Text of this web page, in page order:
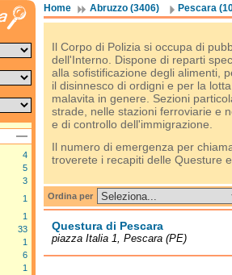
Home Abruzzo (3406) Pescara
Il Corpo di Polizia si occupa di
dell'Interno. Dispone di reparti
alla sofistificazione degli alimenti,
il disinnesco di ordigni e per la
malavita in genere. Sezioni
strade, nelle stazioni ferroviarie e
e di controllo dell'immigrazione.
Il numero di emergenza per
troverete i recapiti delle Questure
Ordina per
Questura di Pescara
piazza Italia 1, Pescara (PE)
4
5
3
1
1
33
1
6
1